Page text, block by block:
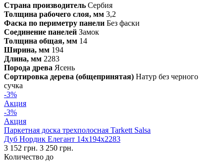
Страна производитель Сербия
Толщина рабочего слоя, мм 3,2
Фаска по периметру панели Без фаски
Соединение панелей Замок
Толщина общая, мм 14
Ширина, мм 194
Длина, мм 2283
Порода древа Ясень
Сортировка дерева (общепринятая) Натур без черного
сучка
-3%
Акция
-3%
Акция
Паркетная доска трехполосная Tarkett Salsa
Дуб Нордик Елегант 14х194х2283
3 152 грн. 3 250 грн.
Количество до